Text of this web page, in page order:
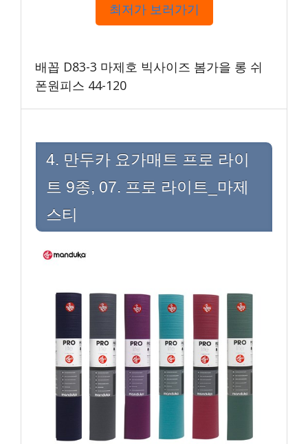
최저가 보러가기
배꼽 D83-3 마제호 빅사이즈 봄가을 롱 쉬
폰원피스 44-120
4. 만두카 요가매트 프로 라이
트 9종, 07. 프로 라이트_마제
스티